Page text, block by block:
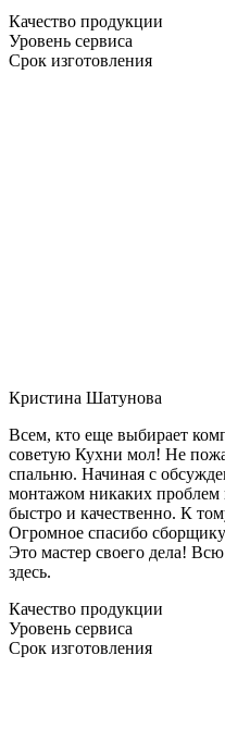
Качество продукции
Уровень сервиса
Срок изготовления
Кристина Шатунова
Всем, кто еще выбирает
советую Кухни мол! Не
спальню. Начиная с
монтажом никаких проблем
быстро и качественно. К
Огромное спасибо сборщику
Это мастер своего дела! Всю
здесь.
Качество продукции
Уровень сервиса
Срок изготовления